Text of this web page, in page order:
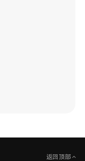
返回顶部